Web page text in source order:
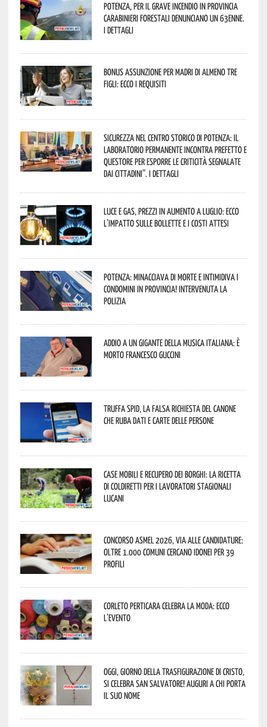
Potenza, per il grave incendio in Provincia
Carabinieri forestali denunciano un 63enne.
I dettagli
Bonus assunzione per madri di almeno tre
figli: ecco i requisiti
Sicurezza nel Centro Storico di Potenza: il
Laboratorio Permanente incontra Prefetto e
Questore per esporre le criticità segnalate
dai cittadini”. I dettagli
Luce e gas, prezzi in aumento a luglio: ecco
l’impatto sulle bollette e i costi attesi
Potenza: minacciava di morte e intimidiva i
condomini in provincia! Intervenuta la
Polizia
Addio a un gigante della musica italiana: è
morto Francesco Guccini
Truffa Spid, la falsa richiesta del canone
che ruba dati e carte delle persone
Case mobili e recupero dei borghi: la ricetta
di Coldiretti per i lavoratori stagionali
lucani
Concorso Asmel 2026, via alle candidature:
oltre 1.000 Comuni cercano idonei per 39
profili
Corleto Perticara celebra la moda: ecco
l’evento
Oggi, giorno della Trasfigurazione di Cristo,
si celebra San Salvatore! Auguri a chi porta
il suo nome